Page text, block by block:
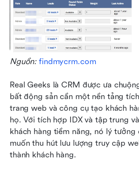
Nguồn: findmycrm.com
Real Geeks là CRM được ưa
bất động sản cần một nền tảng
trang web và công cụ tạo khách
họ. Với tích hợp IDX và tập trung
khách hàng tiềm năng, nó lý tưởng
muốn thu hút lưu lượng truy cập
thành khách hàng.